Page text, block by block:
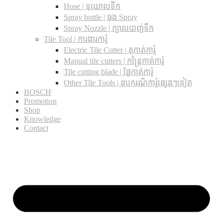
Hose | ទុយោលទឹក
Spray bottle | ធុង Spray
Spray Nozzle | ក្បាលបាញ់ទឹក
Tile Tool | ការងារការ៉ូ
Electric Tile Cutter | តុកាត់ការ៉ូ
Manual tile cutters | កន្ត្រៃកាត់ការ៉ូ
Tile cutting blade | ផ្លែកាត់ការ៉ូ
Other Tile Tools | ឧបករណ៏ការ៉ូផ្សេងៗទៀត
BOSCH
Promotion
Shop
Knowledge
Contact